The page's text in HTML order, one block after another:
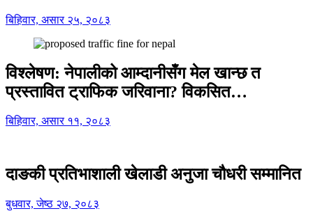
बिहिवार, असार २५, २०८३
विश्लेषण: नेपालीको आम्दानीसँग मेल खान्छ त
प्रस्तावित ट्राफिक जरिवाना? विकसित…
बिहिवार, असार ११, २०८३
दाङकी प्रतिभाशाली खेलाडी अनुजा चौधरी सम्मानित
बुधवार, जेष्ठ २७, २०८३